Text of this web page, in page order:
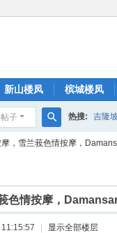
新山楼凤 槟城楼凤
帖子
搜
热搜: 吉隆
，雪兰莪色情按摩，
色情按摩，
显示全部楼层